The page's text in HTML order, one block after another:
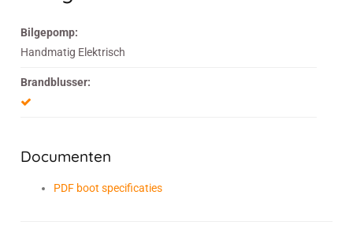
Bilgepomp:
Handmatig Elektrisch
Brandblusser:
Documenten
PDF boot specificaties